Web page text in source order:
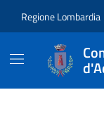
Regione Lombardia